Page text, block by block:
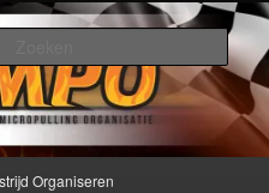
ter wereld!
Organiseren